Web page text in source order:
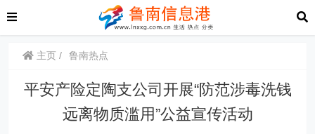
主页 鲁南热点
平安产险定陶支公司开展“防范涉毒洗钱
远离物质滥用”公益宣传活动